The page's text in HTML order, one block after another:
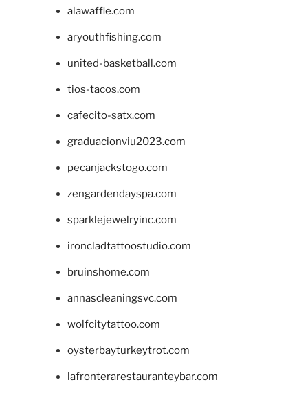
alawaffle.com
aryouthfishing.com
united-basketball.com
tios-tacos.com
cafecito-satx.com
graduacionviu2023.com
pecanjackstogo.com
zengardendayspa.com
sparklejewelryinc.com
ironcladtattoostudio.com
bruinshome.com
annascleaningsvc.com
wolfcitytattoo.com
oysterbayturkeytrot.com
lafronterarestauranteybar.com